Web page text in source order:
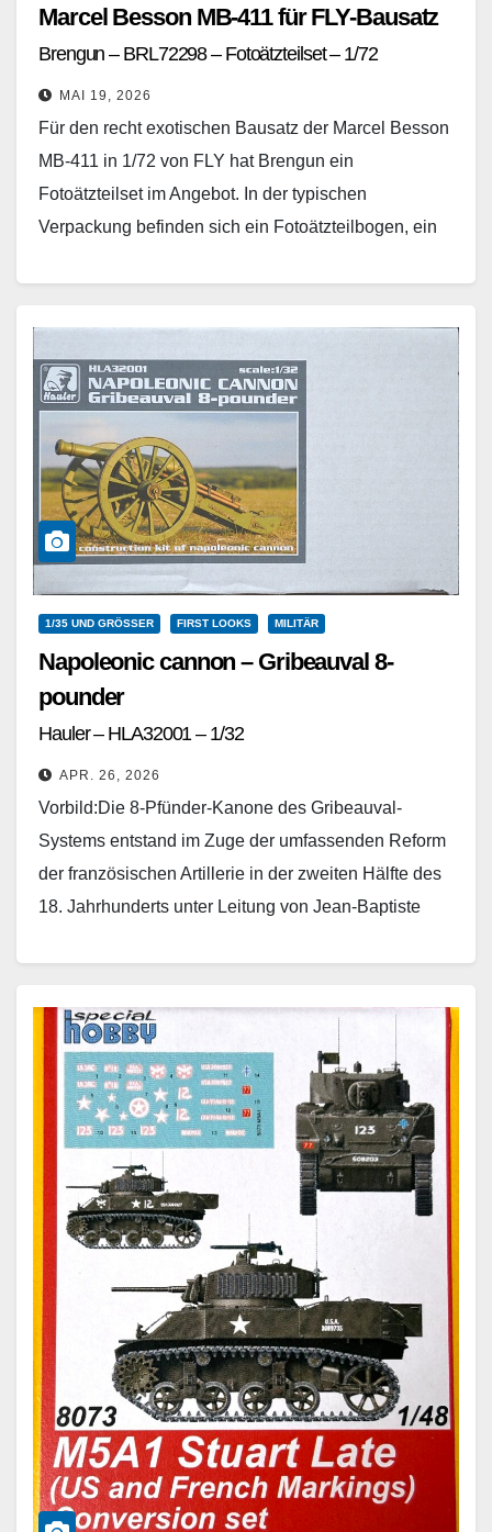
Marcel Besson MB-411 für FLY-Bausatz
Brengun – BRL72298 – Fotoätzteilset – 1/72
MAI 19, 2026
Für den recht exotischen Bausatz der Marcel Besson
MB-411 in 1/72 von FLY hat Brengun ein
Fotoätzteilset im Angebot. In der typischen
Verpackung befinden sich ein Fotoätzteilbogen, ein
1/35 UND GRÖSSER FIRST LOOKS MILITÄR
Napoleonic cannon – Gribeauval 8-
pounder
Hauler – HLA32001 – 1/32
APR. 26, 2026
Vorbild:Die 8-Pfünder-Kanone des Gribeauval-
Systems entstand im Zuge der umfassenden Reform
der französischen Artillerie in der zweiten Hälfte des
18. Jahrhunderts unter Leitung von Jean-Baptiste